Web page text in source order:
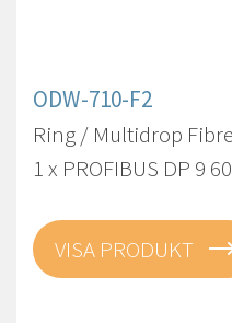
ODW-710-F2
Ring / Multidrop
1 x PROFIBUS DP 9
VISA PRODUKT